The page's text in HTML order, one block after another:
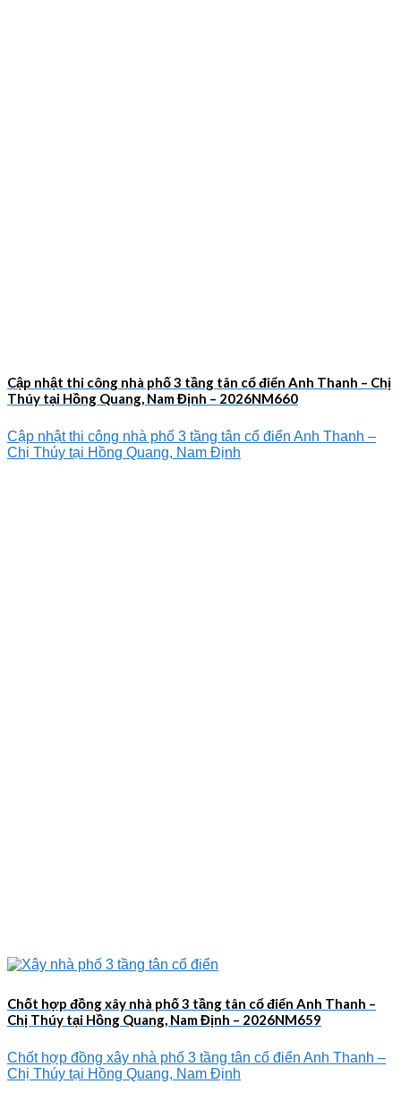
Cập nhật thi công nhà phố 3 tầng tân cổ điển Anh Thanh – Chị
Thúy tại Hồng Quang, Nam Định – 2026NM660
Cập nhật thi công nhà phố 3 tầng tân cổ điển Anh Thanh –
Chị Thúy tại Hồng Quang, Nam Định
Chốt hợp đồng xây nhà phố 3 tầng tân cổ điển Anh Thanh –
Chị Thúy tại Hồng Quang, Nam Định – 2026NM659
Chốt hợp đồng xây nhà phố 3 tầng tân cổ điển Anh Thanh –
Chị Thúy tại Hồng Quang, Nam Định